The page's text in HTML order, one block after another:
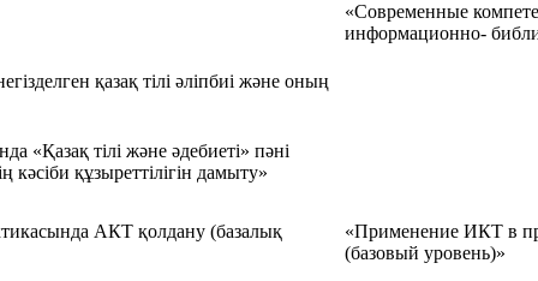
«Современные
информационно-
қазақ тілі әліпбиі және оның
«Қазақ тілі және әдебиеті» пәні
кәсіби құзыреттілігін дамыту»
АКТ қолдану (базалық
«Применение ИКТ в
(базовый уровень)»